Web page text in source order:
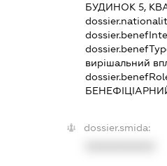
БУДИНОК 5,
вирішальний
dossier.smida: